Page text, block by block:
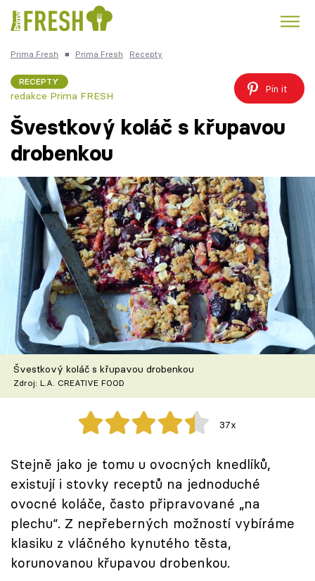
Česká kuchyně Čokoláda
Témata
Recepty
Články
TV Program
Škola vaření
Recepty z TV
Speciál: Cuketa
Těhotnej kuchař
Sledujte prima+
Přihlášení
Sledujte nás
Prima Fresh ■ Prima Fresh Recepty
RECEPTY
redakce Prima FRESH
Pin it
Švestkový koláč s křupavou
drobenkou
Švestkový koláč s křupavou drobenkou
Zdroj: L.A. CREATIVE FOOD
37x
Stejně jako je tomu u ovocných knedlíků,
existují i stovky receptů na jednoduché
ovocné koláče, často připravované „na
plechu“. Z nepřeberných možností vybíráme
klasiku z vláčného kynutého těsta,
korunovanou křupavou drobenkou.